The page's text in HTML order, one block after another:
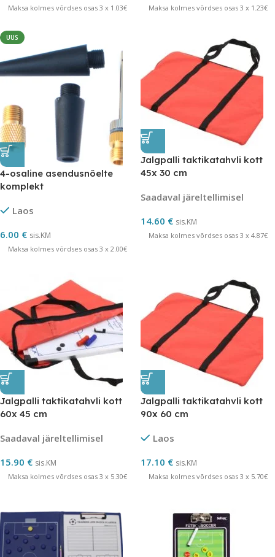
Maksa kolmes võrdses osas 3 x 1.03€ Maksa kolmes võrdses osas 3 x 1.23€
UUS
4-osaline asendusnõelte
komplekt
Laos
6.00 € sis.KM
Maksa kolmes võrdses osas 3 x 2.00€
Jalgpalli taktikatahvli kott
45x 30 cm
Saadaval järeltellimisel
14.60 € sis.KM
Maksa kolmes võrdses osas 3 x 4.87€
Jalgpalli taktikatahvli kott
60x 45 cm
Saadaval järeltellimisel
15.90 € sis.KM
Maksa kolmes võrdses osas 3 x 5.30€
Jalgpalli taktikatahvli kott
90x 60 cm
Laos
17.10 € sis.KM
Maksa kolmes võrdses osas 3 x 5.70€